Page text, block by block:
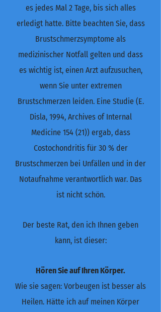
es jedes Mal 2 Tage, bis sich alles
erledigt hatte. Bitte beachten Sie, dass
Brustschmerzsymptome als
medizinischer Notfall gelten und dass
es wichtig ist, einen Arzt aufzusuchen,
wenn Sie unter extremen
Brustschmerzen leiden. Eine Studie (E.
Disla, 1994, Archives of Internal
Medicine 154 (21)) ergab, dass
Costochondritis für 30 % der
Brustschmerzen bei Unfällen und in der
Notaufnahme verantwortlich war. Das
ist nicht schön.
Der beste Rat, den ich Ihnen geben
kann, ist dieser:
Hören Sie auf Ihren Körper.
Wie sie sagen: Vorbeugen ist besser als
Heilen. Hätte ich auf meinen Körper